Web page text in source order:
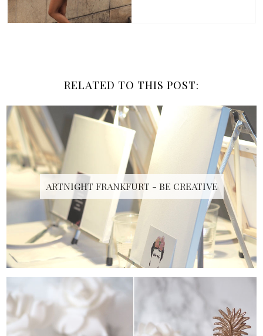
RELATED TO THIS POST:
ARTNIGHT FRANKFURT - BE CREATIVE